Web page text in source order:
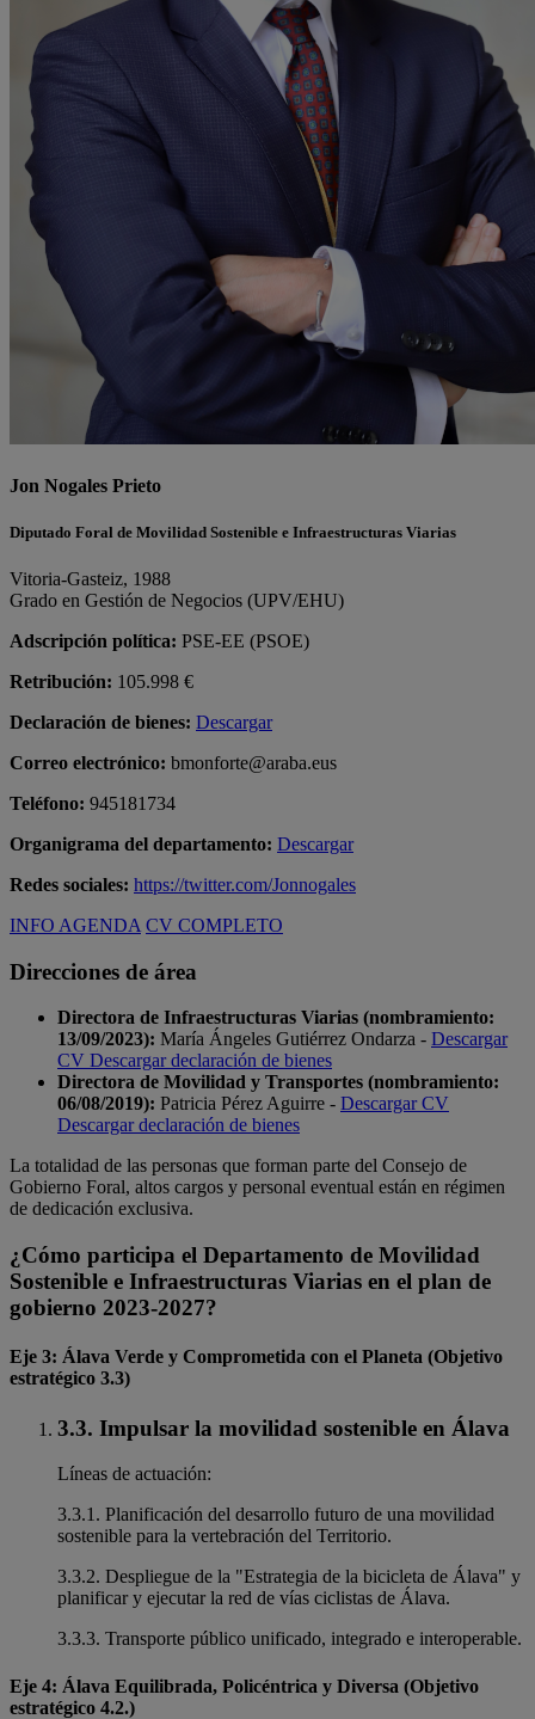
Jon Nogales Prieto
Diputado Foral de Movilidad Sostenible e Infraestructuras Viarias
Vitoria-Gasteiz, 1988
Grado en Gestión de Negocios (UPV/EHU)
Adscripción política: PSE-EE (PSOE)
Retribución: 105.998 €
Declaración de bienes: Descargar
Correo electrónico: bmonforte@araba.eus
Teléfono: 945181734
Organigrama del departamento: Descargar
Redes sociales: https://twitter.com/Jonnogales
INFO AGENDA CV COMPLETO
Direcciones de área
Directora de Infraestructuras Viarias (nombramiento:
13/09/2023): María Ángeles Gutiérrez Ondarza - Descargar
CV Descargar declaración de bienes
Directora de Movilidad y Transportes (nombramiento:
06/08/2019): Patricia Pérez Aguirre - Descargar CV
Descargar declaración de bienes
La totalidad de las personas que forman parte del Consejo de
Gobierno Foral, altos cargos y personal eventual están en régimen
de dedicación exclusiva.
¿Cómo participa el Departamento de Movilidad
Sostenible e Infraestructuras Viarias en el plan de
gobierno 2023-2027?
Eje 3: Álava Verde y Comprometida con el Planeta (Objetivo
estratégico 3.3)
3.3. Impulsar la movilidad sostenible en Álava
Líneas de actuación:
3.3.1. Planificación del desarrollo futuro de una movilidad
sostenible para la vertebración del Territorio.
3.3.2. Despliegue de la "Estrategia de la bicicleta de Álava" y
planificar y ejecutar la red de vías ciclistas de Álava.
3.3.3. Transporte público unificado, integrado e interoperable.
Eje 4: Álava Equilibrada, Policéntrica y Diversa (Objetivo
estratégico 4.2.)